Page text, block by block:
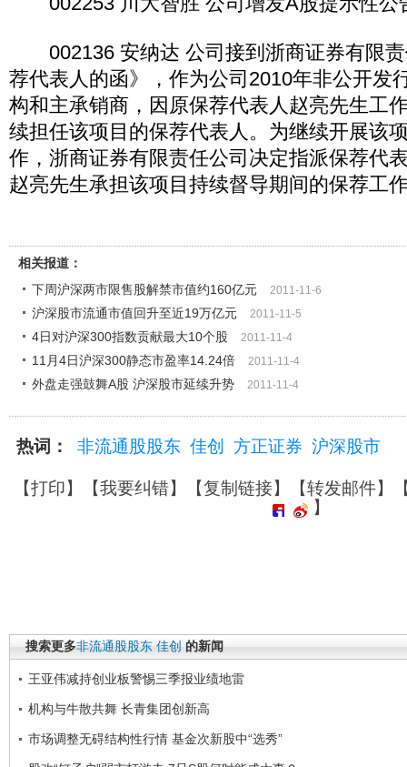
002136 安纳达 公司接到浙商证券有限责
荐代表人的函》，作为公司2010年非公开发
构和主承销商，因原保荐代表人赵亮先生工
续担任该项目的保荐代表人。为继续开展该
作，浙商证券有限责任公司决定指派保荐代
赵亮先生承担该项目持续督导期间的保荐工
相关报道：
下周沪深两市限售股解禁市值约160亿元
2011-11-6
沪深股市流通市值回升至近19万亿元 2011-11-5
4日对沪深300指数贡献最大10个股 2011-11-4
11月4日沪深300静态市盈率14.24倍 2011-11-4
外盘走强鼓舞A股 沪深股市延续升势 2011-11-4
热词： 非流通股股东 佳创 方正证券 沪深股市
【打印】【我要纠错】【复制链接】【转发邮件】
】
搜索更多非流通股股东 佳创 的新闻
王亚伟减持创业板警惕三季报业绩地雷
机构与牛散共舞 长青集团创新高
市场调整无碍结构性行情 基金次新股中“选秀”